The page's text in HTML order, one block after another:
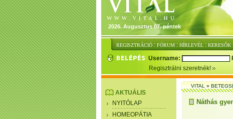
2026. Augusztus 07. péntek
REGISZTRÁCIÓ : FÓRUM : HÍRLEVÉL : KERESŐK
Username:
Regisztrálni szeretnék!
AKTUÁLIS
NYITÓLAP
HOMEOPÁTIA
VITAL»
Náthás